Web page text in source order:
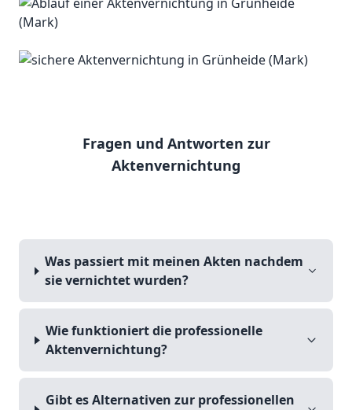
Fragen und Antworten zur
Aktenvernichtung
Was passiert mit meinen Akten nachdem
sie vernichtet wurden?
Wie funktioniert die professionelle
Aktenvernichtung?
Gibt es Alternativen zur professionellen